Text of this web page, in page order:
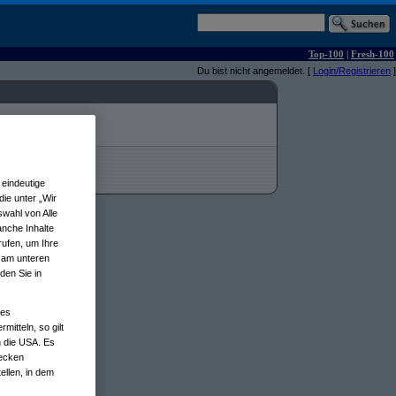
Top-100 | Fresh-100
Du bist nicht angemeldet. [ Login/Registrieren ]
unter „Wir
von Alle
Inhalte
um Ihre
unteren
Sie in
so gilt
die USA. Es
in dem